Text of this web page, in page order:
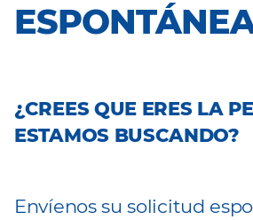
¿CREES QUE ERES LA
ESTAMOS BUSCANDO?
Envíenos su solicitud